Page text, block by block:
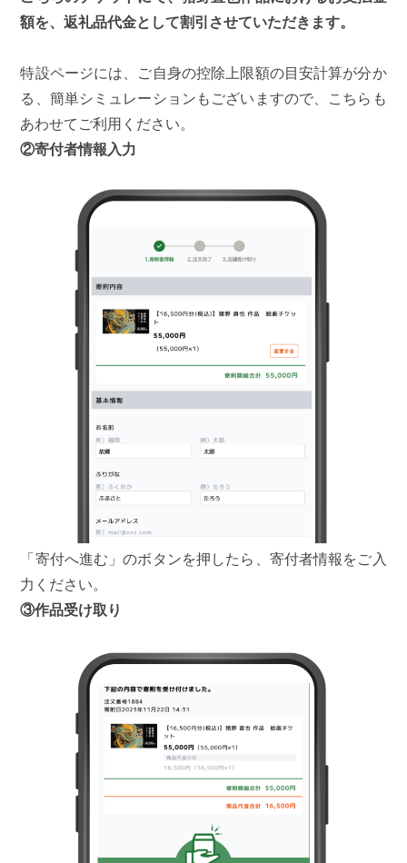
額を、返礼品代金として割引させていただきます。
特設ページには、ご自身の控除上限額の目安計算が分か
る、簡単シミュレーションもございますので、こちらも
あわせてご利用ください。
②寄付者情報入力
「寄付へ進む」のボタンを押したら、寄付者情報をご入
力ください。
③作品受け取り